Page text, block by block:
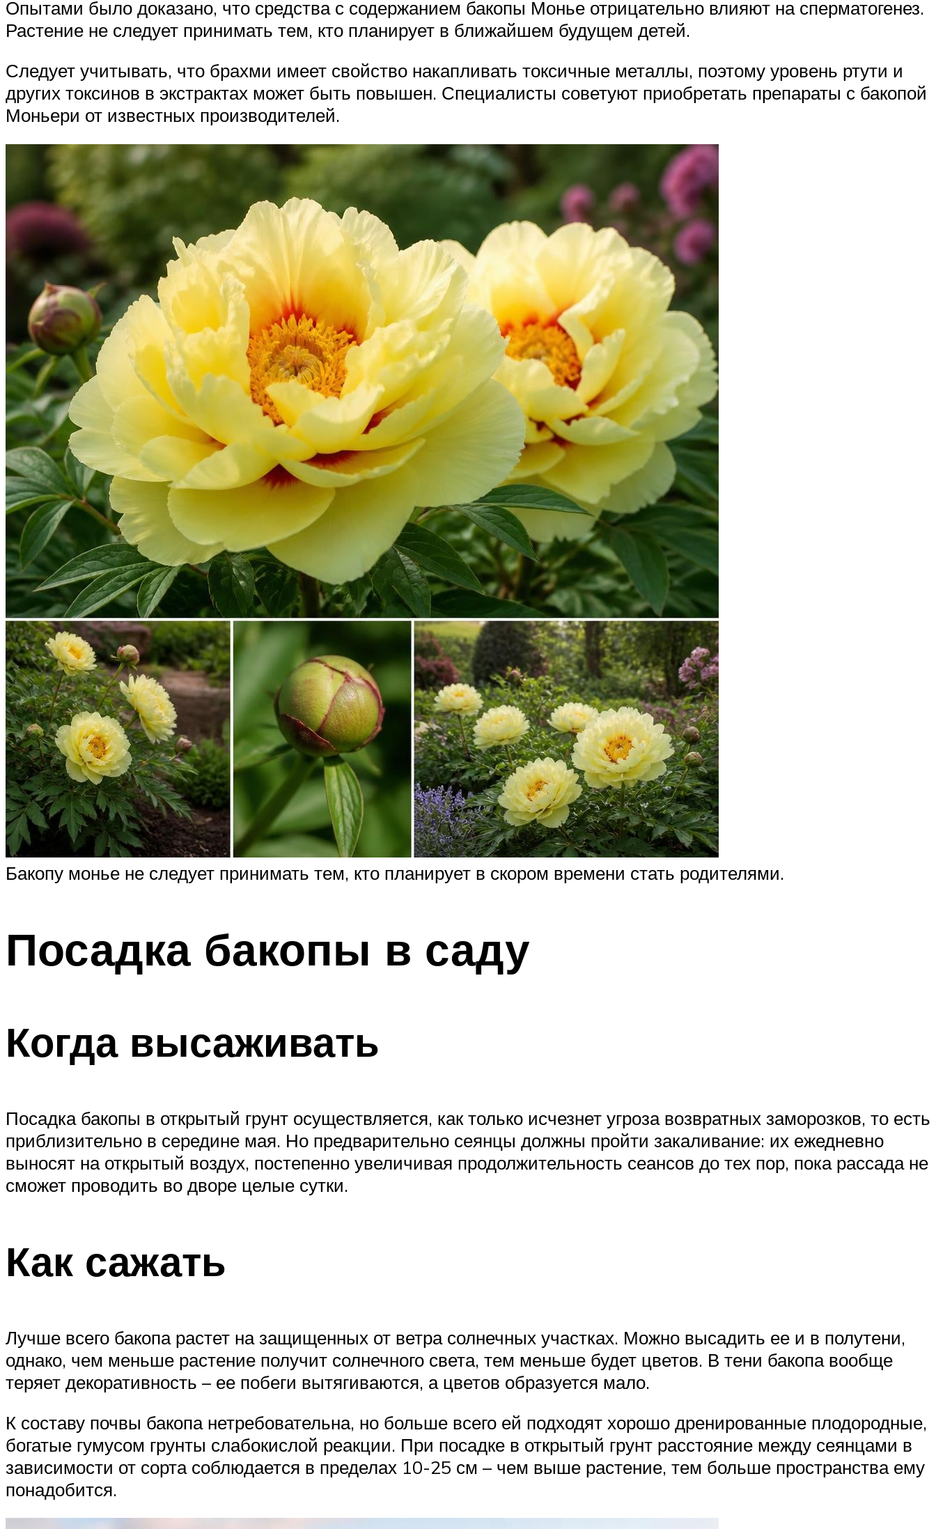
Опытами было доказано, что средства с содержанием бакопы Монье отрицательно влияют на сперматогенез.
Растение не следует принимать тем, кто планирует в ближайшем будущем детей.
Следует учитывать, что брахми имеет свойство накапливать токсичные металлы, поэтому уровень ртути и
других токсинов в экстрактах может быть повышен. Специалисты советуют приобретать препараты с бакопой
Моньери от известных производителей.
Бакопу монье не следует принимать тем, кто планирует в скором времени стать родителями.
Посадка бакопы в саду
Когда высаживать
Посадка бакопы в открытый грунт осуществляется, как только исчезнет угроза возвратных заморозков, то есть
приблизительно в середине мая. Но предварительно сеянцы должны пройти закаливание: их ежедневно
выносят на открытый воздух, постепенно увеличивая продолжительность сеансов до тех пор, пока рассада не
сможет проводить во дворе целые сутки.
Как сажать
Лучше всего бакопа растет на защищенных от ветра солнечных участках. Можно высадить ее и в полутени,
однако, чем меньше растение получит солнечного света, тем меньше будет цветов. В тени бакопа вообще
теряет декоративность – ее побеги вытягиваются, а цветов образуется мало.
К составу почвы бакопа нетребовательна, но больше всего ей подходят хорошо дренированные плодородные,
богатые гумусом грунты слабокислой реакции. При посадке в открытый грунт расстояние между сеянцами в
зависимости от сорта соблюдается в пределах 10-25 см – чем выше растение, тем больше пространства ему
понадобится.